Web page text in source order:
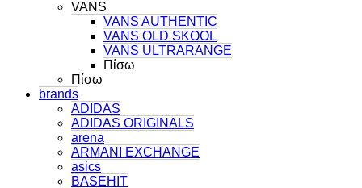
VANS
VANS AUTHENTIC
VANS OLD SKOOL
VANS ULTRARANGE
Πίσω
Πίσω
brands
ADIDAS
ADIDAS ORIGINALS
arena
ARMANI EXCHANGE
asics
BASEHIT